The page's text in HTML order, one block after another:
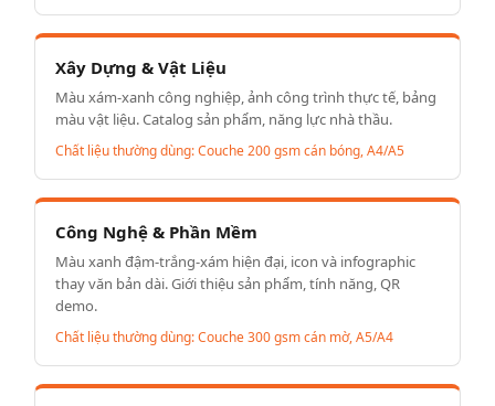
Xây Dựng & Vật Liệu
Màu xám-xanh công nghiệp, ảnh công trình thực tế, bảng
màu vật liệu. Catalog sản phẩm, năng lực nhà thầu.
Chất liệu thường dùng: Couche 200 gsm cán bóng, A4/A5
Công Nghệ & Phần Mềm
Màu xanh đậm-trắng-xám hiện đại, icon và infographic
thay văn bản dài. Giới thiệu sản phẩm, tính năng, QR
demo.
Chất liệu thường dùng: Couche 300 gsm cán mờ, A5/A4